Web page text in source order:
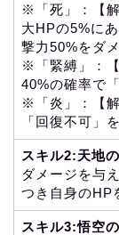
※「死」：【
大HPの5%に
撃力50%をダ
※「緊縛」：
40%の確率で
※「炎」：【
「回復不可」
スキル2:天地
ダメージを与
つき自身のHP
スキル3:悟空